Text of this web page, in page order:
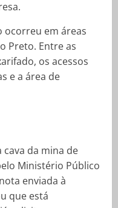
ocorreu em áreas
Preto. Entre as
os acessos
e a área de
cava da mina de
Ministério Público
enviada à
que está